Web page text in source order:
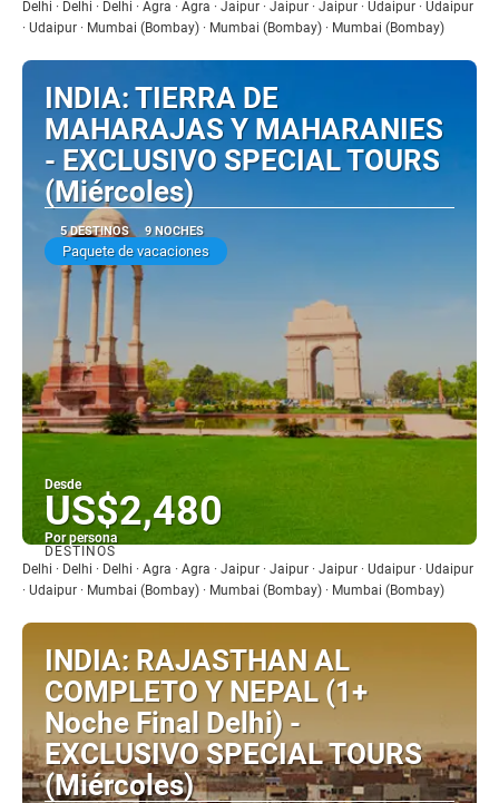
Ver
Delhi · Delhi · Delhi · Agra · Agra · Jaipur · Jaipur · Jaipur · Udaipur · Udaipur
· Udaipur · Mumbai (Bombay) · Mumbai (Bombay) · Mumbai (Bombay)
INDIA: TIERRA DE
MAHARAJAS Y MAHARANIES
- EXCLUSIVO SPECIAL TOURS
(Miércoles)
5 DESTINOS 9 NOCHES
Paquete de vacaciones
Desde
US$2,480
Por persona
Ver
DESTINOS
Delhi · Delhi · Delhi · Agra · Agra · Jaipur · Jaipur · Jaipur · Udaipur · Udaipur
· Udaipur · Mumbai (Bombay) · Mumbai (Bombay) · Mumbai (Bombay)
INDIA: RAJASTHAN AL
COMPLETO Y NEPAL (1+
Noche Final Delhi) -
EXCLUSIVO SPECIAL TOURS
(Miércoles)